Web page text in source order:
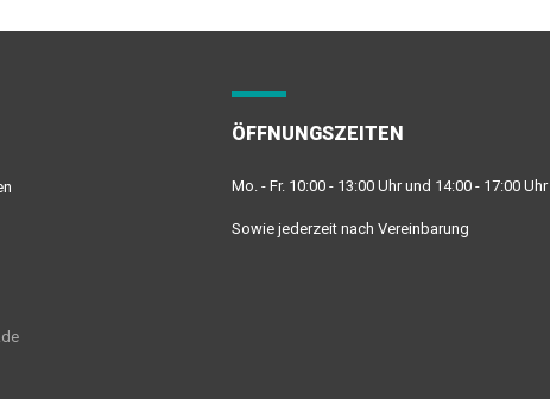
ÖFFNUNGSZEITEN
Mo. - Fr. 10:00 - 13:00 Uhr und 14:00 - 17:00 Uhr
Sowie jederzeit nach Vereinbarung